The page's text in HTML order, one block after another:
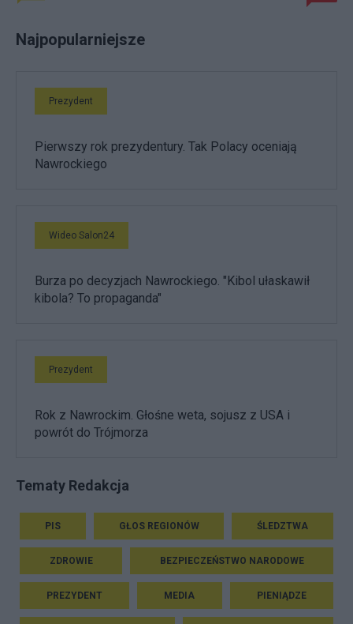
Najpopularniejsze
Prezydent
Pierwszy rok prezydentury. Tak Polacy oceniają
Nawrockiego
Wideo Salon24
Burza po decyzjach Nawrockiego. "Kibol ułaskawił
kibola? To propaganda"
Prezydent
Rok z Nawrockim. Głośne weta, sojusz z USA i
powrót do Trójmorza
Tematy Redakcja
PIS GŁOS REGIONÓW ŚLEDZTWA
ZDROWIE BEZPIECZEŃSTWO NARODOWE
PREZYDENT MEDIA PIENIĄDZE